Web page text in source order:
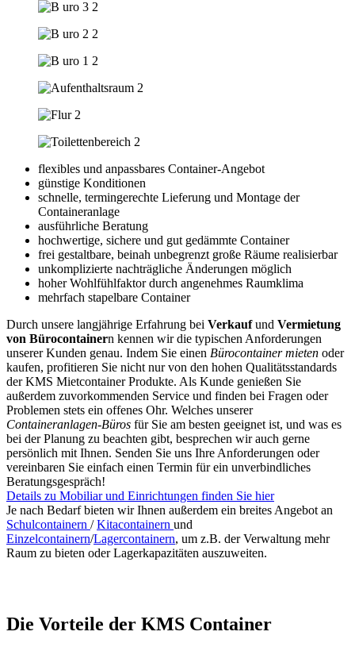
flexibles und anpassbares Container-Angebot
günstige Konditionen
schnelle, termingerechte Lieferung und Montage der
Containeranlage
ausführliche Beratung
hochwertige, sichere und gut gedämmte Container
frei gestaltbare, beinah unbegrenzt große Räume realisierbar
unkomplizierte nachträgliche Änderungen möglich
hoher Wohlfühlfaktor durch angenehmes Raumklima
mehrfach stapelbare Container
Durch unsere langjährige Erfahrung bei Verkaufund Vermietung
von Bürocontainern kennen wir die typischen Anforderungen
unserer Kunden genau. Indem Sie einen Bürocontainer mieten oder
kaufen, profitieren Sie nicht nur von den hohen Qualitätsstandards
der KMS Mietcontainer Produkte. Als Kunde genießen Sie
außerdem zuvorkommenden Service und finden bei Fragen oder
Problemen stets ein offenes Ohr. Welches unserer
Containeranlagen-Büros für Sie am besten geeignet ist, und was es
bei der Planung zu beachten gibt, besprechen wir auch gerne
persönlich mit Ihnen. Senden Sie uns Ihre Anforderungen oder
vereinbaren Sie einfach einen Termin für ein unverbindliches
Beratungsgespräch!
Details zu Mobiliar und Einrichtungen finden Sie hier
Je nach Bedarf bieten wir Ihnen außerdem ein breites Angebot an
Schulcontainern /Kitacontainern und
Einzelcontainern/Lagercontainern, um z.B. der Verwaltung mehr
Raum zu bieten oder Lagerkapazitäten auszuweiten.
Die Vorteile der KMS Container